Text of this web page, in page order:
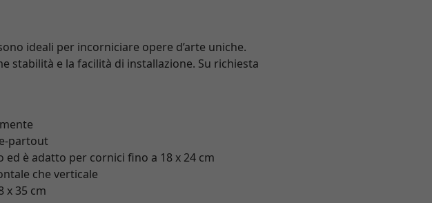
ideali per incorniciare opere d’arte uniche.
stabilità e la facilità di installazione. Su richiesta
partout
è adatto per cornici fino a 18 x 24 cm
che verticale
x 35 cm